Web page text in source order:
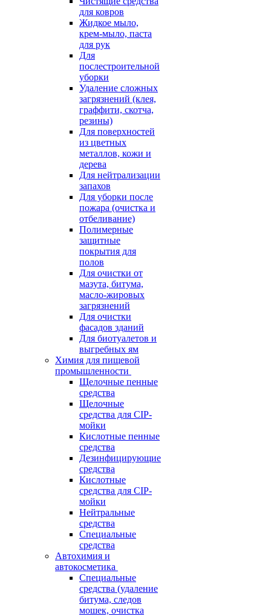
для ковров
Жидкое мыло,
крем-мыло, паста
для рук
Для
послестроительной
уборки
Удаление сложных
загрязнений (клея,
граффити, скотча,
резины)
Для поверхностей
из цветных
металлов, кожи и
дерева
Для нейтрализации
запахов
Для уборки после
пожара (очистка и
отбеливание)
Полимерные
защитные
покрытия для
полов
Для очистки от
мазута, битума,
масло-жировых
загрязнений
Для очистки
фасадов зданий
Для биотуалетов и
выгребных ям
Химия для пищевой
промышленности
Щелочные пенные
средства
Щелочные
средства для CIP-
мойки
Кислотные пенные
средства
Дезинфицирующие
средства
Кислотные
средства для CIP-
мойки
Нейтральные
средства
Специальные
средства
Автохимия и
автокосметика
Специальные
средства (удаление
битума, следов
мошек, очистка